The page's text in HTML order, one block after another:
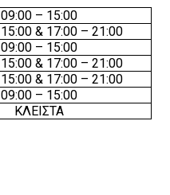
09:00 – 15:00
15:00 & 17:00 – 21:00
09:00 – 15:00
15:00 & 17:00 – 21:00
15:00 & 17:00 – 21:00
09:00 – 15:00
ΚΛΕΙΣΤΑ